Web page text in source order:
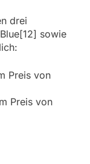
drei
sowie
Preis von
Preis von